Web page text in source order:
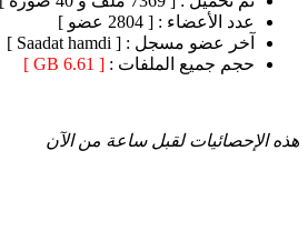
عدد الأعضاء : [ 2804 عضو ]
آخر عضو مسجل : [ Saadat hamdi ]
حجم جميع الملفات : [ 6.61 GB ]
هذه الإحصائيات لقبل ساعة من الآن